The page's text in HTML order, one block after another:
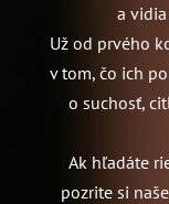
a
Už od prvého
v tom, čo ich
o suchosť,
Ak hľadáte
pozrite si naše